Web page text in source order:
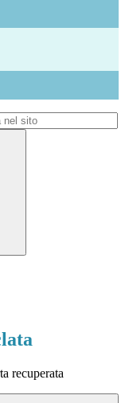
recuperata